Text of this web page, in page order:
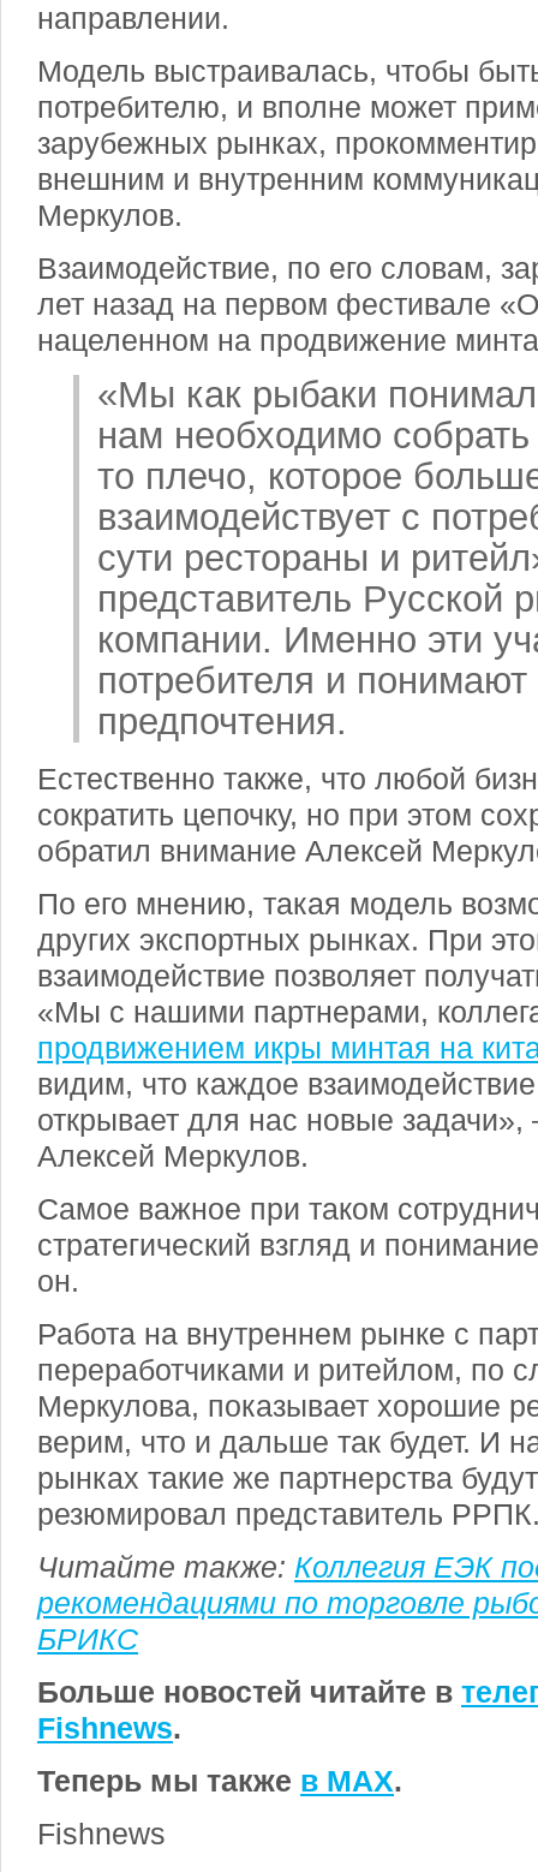
направлении.
Модель выстраивалась, чтобы
потребителю, и вполне может
зарубежных рынках,
внешним и внутренним
Меркулов.
Взаимодействие, по его словам,
лет назад на первом фестивале
нацеленном на продвижение
«Мы как рыбаки
нам необходимо
то плечо, которое
взаимодействует с
сути рестораны и
представитель
компании. Именно эти
потребителя и понимают
предпочтения.
Естественно также, что любой
сократить цепочку, но при этом
обратил внимание Алексей
По его мнению, такая модель
других экспортных рынках. При
взаимодействие позволяет
«Мы с нашими партнерами,
продвижением икры минтая на
видим, что каждое
открывает для нас новые
Алексей Меркулов.
Самое важное при таком
стратегический взгляд и
он.
Работа на внутреннем рынке с
переработчиками и ритейлом, по
Меркулова, показывает хорошие
верим, что и дальше так будет. И
рынках такие же партнерства
резюмировал представитель
Читайте также: Коллегия ЕЭК
рекомендациями по торговле
БРИКС
Больше новостей читайте в
Fishnews.
Теперь мы также в MAX.
Fishnews